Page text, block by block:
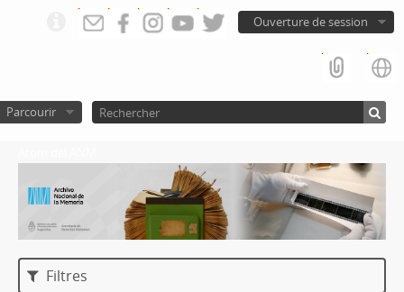
Ouverture de session
Parcourir
Filtres